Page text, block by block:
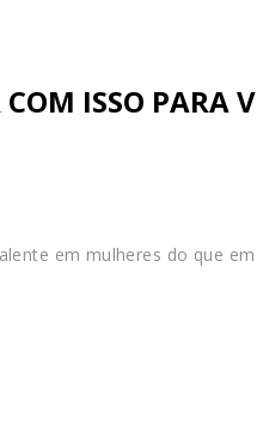
ISSO PARA
em mulheres do que